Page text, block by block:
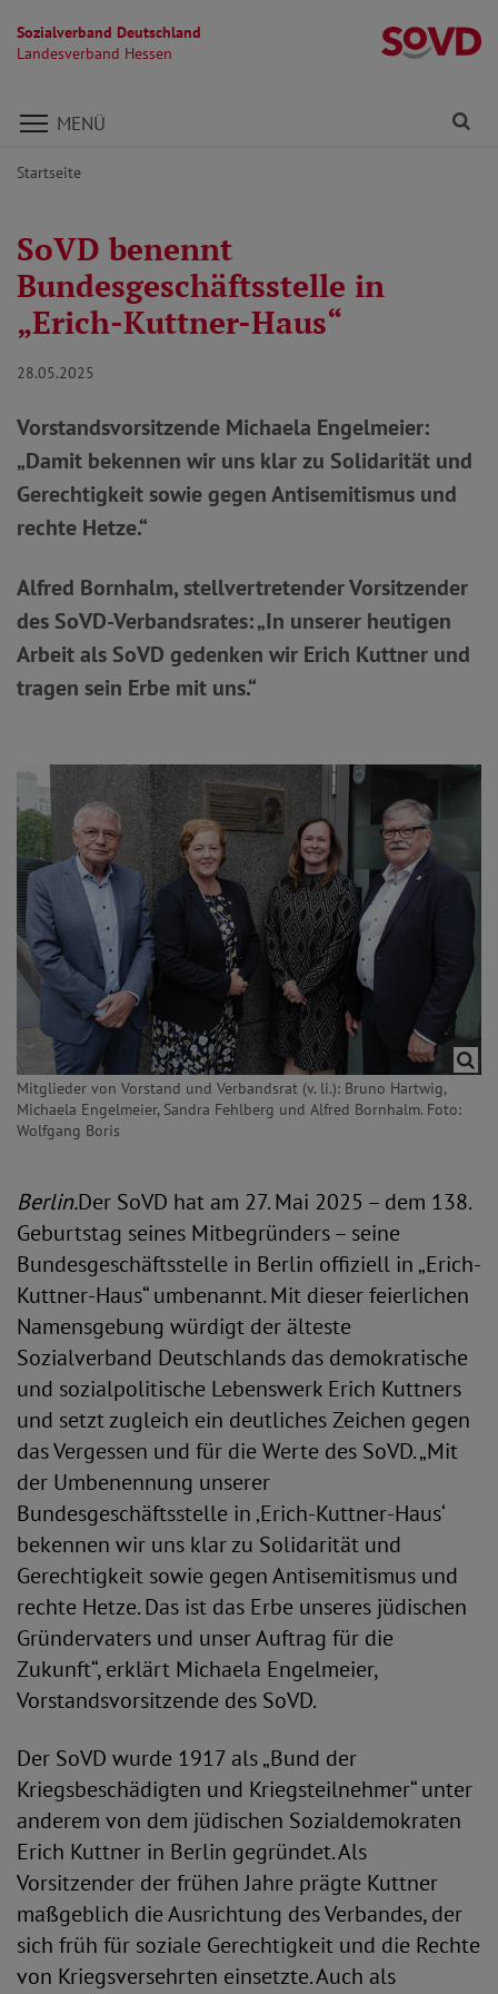
Sozialverband Deutschland
Landesverband Hessen
Direkt zu den Inhalten springen
MENÜ
Startseite
SoVD benennt
Bundesgeschäftsstelle in
„Erich-Kuttner-Haus“
28.05.2025
Vorstandsvorsitzende Michaela Engelmeier:
„Damit bekennen wir uns klar zu Solidarität und
Gerechtigkeit sowie gegen Antisemitismus und
rechte Hetze.“
Alfred Bornhalm, stellvertretender Vorsitzender
des SoVD-Verbandsrates: „In unserer heutigen
Arbeit als SoVD gedenken wir Erich Kuttner und
tragen sein Erbe mit uns.“
Mitglieder von Vorstand und Verbandsrat (v. li.): Bruno Hartwig,
Michaela Engelmeier, Sandra Fehlberg und Alfred Bornhalm. Foto:
Wolfgang Boris
Berlin.Der SoVD hat am 27. Mai 2025 – dem 138.
Geburtstag seines Mitbegründers – seine
Bundesgeschäftsstelle in Berlin offiziell in „Erich-
Kuttner-Haus“ umbenannt. Mit dieser feierlichen
Namensgebung würdigt der älteste
Sozialverband Deutschlands das demokratische
und sozialpolitische Lebenswerk Erich Kuttners
und setzt zugleich ein deutliches Zeichen gegen
das Vergessen und für die Werte des SoVD. „Mit
der Umbenennung unserer
Bundesgeschäftsstelle in ‚Erich-Kuttner-Haus‘
bekennen wir uns klar zu Solidarität und
Gerechtigkeit sowie gegen Antisemitismus und
rechte Hetze. Das ist das Erbe unseres jüdischen
Gründervaters und unser Auftrag für die
Zukunft“, erklärt Michaela Engelmeier,
Vorstandsvorsitzende des SoVD.
Der SoVD wurde 1917 als „Bund der
Kriegsbeschädigten und Kriegsteilnehmer“ unter
anderem von dem jüdischen Sozialdemokraten
Erich Kuttner in Berlin gegründet. Als
Vorsitzender der frühen Jahre prägte Kuttner
maßgeblich die Ausrichtung des Verbandes, der
sich früh für soziale Gerechtigkeit und die Rechte
von Kriegsversehrten einsetzte. Auch als